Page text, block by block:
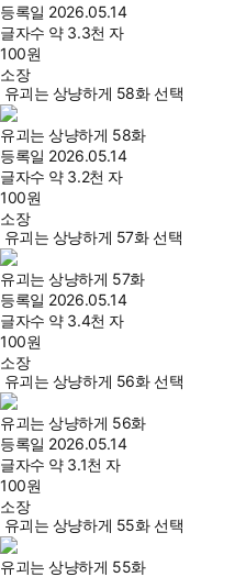
등록일 2026.05.14
글자수 약 3.3천 자
100원
소장
유괴는 상냥하게 58화 선택
유괴는 상냥하게 58화
등록일 2026.05.14
글자수 약 3.2천 자
100원
소장
유괴는 상냥하게 57화 선택
유괴는 상냥하게 57화
등록일 2026.05.14
글자수 약 3.4천 자
100원
소장
유괴는 상냥하게 56화 선택
유괴는 상냥하게 56화
등록일 2026.05.14
글자수 약 3.1천 자
100원
소장
유괴는 상냥하게 55화 선택
유괴는 상냥하게 55화